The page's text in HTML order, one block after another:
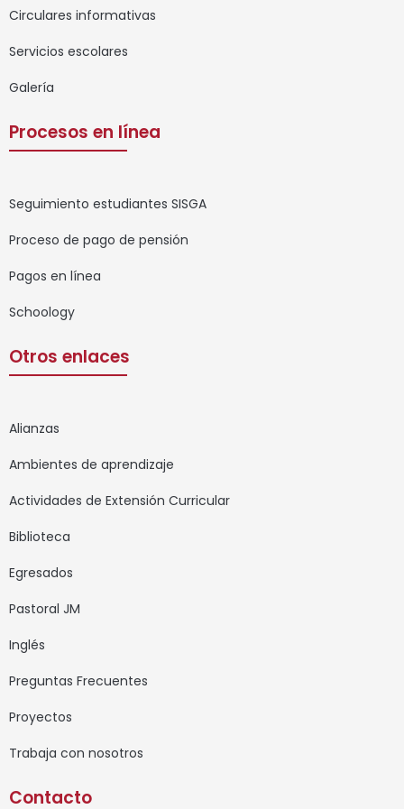
Circulares informativas
Servicios escolares
Galería
Procesos en línea
Seguimiento estudiantes SISGA
Proceso de pago de pensión
Pagos en línea
Schoology
Otros enlaces
Alianzas
Ambientes de aprendizaje
Actividades de Extensión Curricular
Biblioteca
Egresados
Pastoral JM
Inglés
Preguntas Frecuentes
Proyectos
Trabaja con nosotros
Contacto